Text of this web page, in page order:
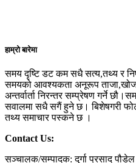
हाम्रो बारेमा
समय दृष्टि डट कम सधै सत्य,तथ्य र
समयको आवश्यकता अनूरूप
अन्तर्वार्ता निरन्तर सम्प्रेषण गर्ने
सवालमा सधै सगैं हुने छ। बिशेषगरी
तथ्य समाचार पस्कने छ ।
Contact Us:
सञ्चालक/सम्पादक: दुर्गा प्रसाद पौडेल